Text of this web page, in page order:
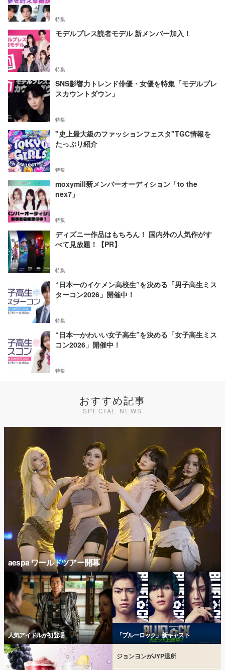
特集
モデルプレス読者モデル 新メンバー加入！
特集
SNS影響力トレンド俳優・女優を特集「モデルプレ
スカウントダウン」
特集
"史上最大級のファッションフェスタ"TGC情報を
たっぷり紹介
特集
moxymill新メンバーオーディション「to the
nex7」
特集
ディズニー作品はもちろん！ 国内外の人気作がす
べて見放題！【PR】
特集
“日本一のイケメン高校生”を決める「男子高生ミス
ターコン2026」開催中！
特集
“日本一かわいい女子高生”を決める「女子高生ミス
コン2026」開催中！
特集
おすすめ記事
SPECIAL NEWS
aespa ワールドツアー開幕
人気アイドルが初登場 「ブルーロック」新キャスト
ジョンヨンがJYP退所